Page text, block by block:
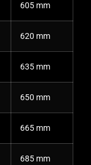
605 mm
620 mm
635 mm
650 mm
665 mm
685 mm